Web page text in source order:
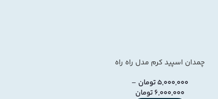
چمدان اسپید کرم مدل راه راه
5,000,000تومان –
6,000,000تومان